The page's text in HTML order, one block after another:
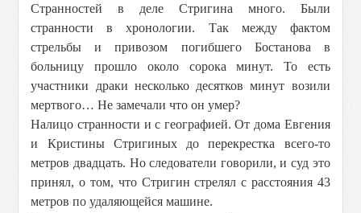
Странностей в деле Стригина много. Были
странности в хронологии. Так между фактом
стрельбы и привозом погибшего Бостанова в
больницу прошло около сорока минут. То есть
участники драки несколько десятков минут возили
мертвого… Не замечали что он умер?
Налицо странности и с географией. От дома Евгения
и Кристины Стригиных до перекрестка всего-то
метров двадцать. Но следователи говорили, и суд это
принял, о том, что Стригин стрелял с расстояния 43
метров по удаляющейся машине.